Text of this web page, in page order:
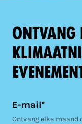
Ontvang
E-mail*
Ontvang elke maand